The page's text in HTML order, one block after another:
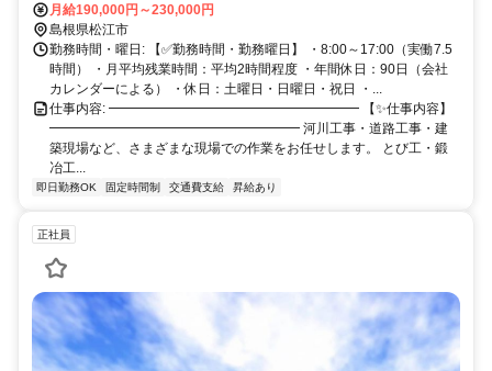
田バス停」より徒歩約5分（松江市営バス路線） ・車通勤：松江中心
部・出雲方面からアクセス良好 ・駐車場：無料完備／マイカー・バ
イク通勤OK ⭐公共交通でもマイカーでも通いやすい好立地！地元ス
タッフも多数活躍中です◎
月給190,000円～230,000円
島根県松江市
勤務時間・曜日: 【✅勤務時間・勤務曜日】 ・8:00～17:00（実働7.5
時間） ・月平均残業時間：平均2時間程度 ・年間休日：90日（会社
カレンダーによる） ・休日：土曜日・日曜日・祝日 ・...
仕事内容: ━━━━━━━━━━━━━━━━━━━ 【✨仕事内容】
━━━━━━━━━━━━━━━━━━━ 河川工事・道路工事・建
築現場など、さまざまな現場での作業をお任せします。 とび工・鍛
冶工...
即日勤務OK 固定時間制 交通費支給 昇給あり
正社員